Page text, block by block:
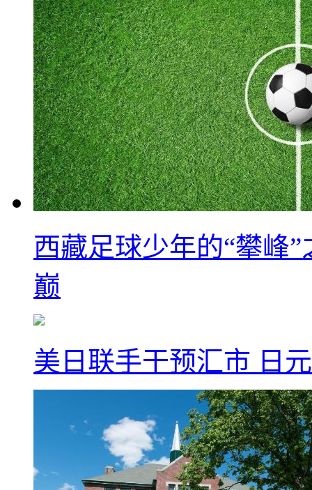
西藏足球少年的“攀峰
巅
美日联手干预汇市 日